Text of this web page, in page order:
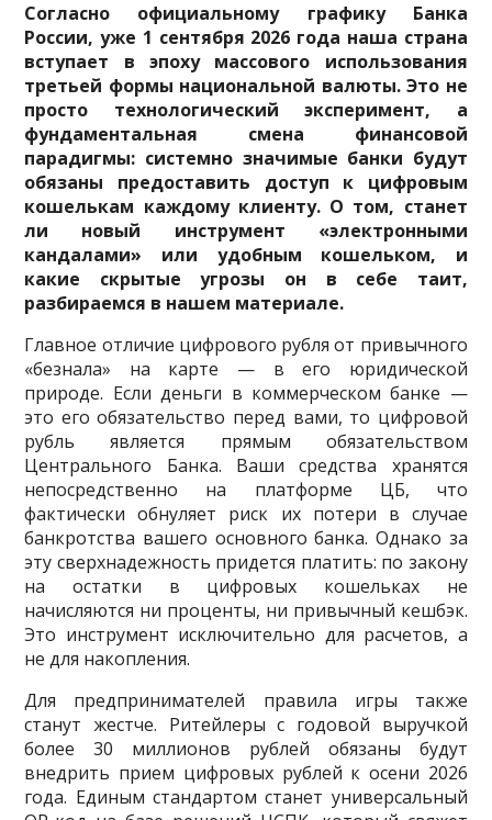
Согласно официальному графику Банка
России, уже 1 сентября 2026 года наша страна
вступает в эпоху массового использования
третьей формы национальной валюты. Это не
просто технологический эксперимент, а
фундаментальная смена финансовой
парадигмы: системно значимые банки будут
обязаны предоставить доступ к цифровым
кошелькам каждому клиенту. О том, станет
ли новый инструмент «электронными
кандалами» или удобным кошельком, и
какие скрытые угрозы он в себе таит,
разбираемся в нашем материале.
Главное отличие цифрового рубля от привычного
«безнала» на карте — в его юридической
природе. Если деньги в коммерческом банке —
это его обязательство перед вами, то цифровой
рубль является прямым обязательством
Центрального Банка. Ваши средства хранятся
непосредственно на платформе ЦБ, что
фактически обнуляет риск их потери в случае
банкротства вашего основного банка. Однако за
эту сверхнадежность придется платить: по закону
на остатки в цифровых кошельках не
начисляются ни проценты, ни привычный кешбэк.
Это инструмент исключительно для расчетов, а
не для накопления.
Для предпринимателей правила игры также
станут жестче. Ритейлеры с годовой выручкой
более 30 миллионов рублей обязаны будут
внедрить прием цифровых рублей к осени 2026
года. Единым стандартом станет универсальный